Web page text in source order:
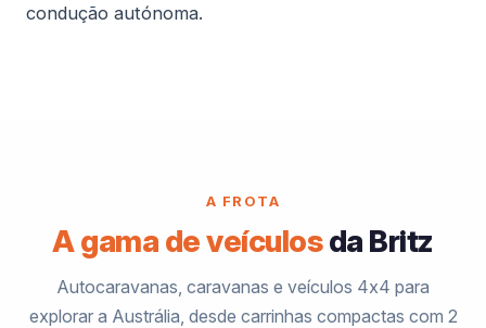
condução autónoma.
A FROTA
A gama de veículosda Britz
Autocaravanas, caravanas e veículos 4x4 para
explorar a Austrália, desde carrinhas compactas com 2